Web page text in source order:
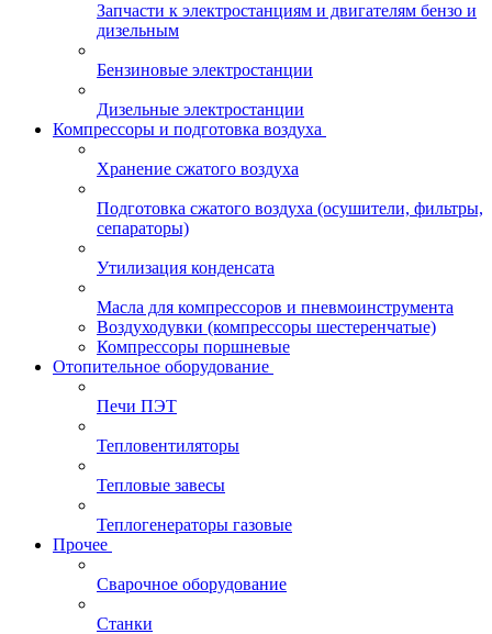
Запчасти к электростанциям и двигателям бензо и
дизельным
Бензиновые электростанции
Дизельные электростанции
Компрессоры и подготовка воздуха
Хранение сжатого воздуха
Подготовка сжатого воздуха (осушители, фильтры,
сепараторы)
Утилизация конденсата
Масла для компрессоров и пневмоинструмента
Воздуходувки (компрессоры шестеренчатые)
Компрессоры поршневые
Отопительное оборудование
Печи ПЭТ
Тепловентиляторы
Тепловые завесы
Теплогенераторы газовые
Прочее
Сварочное оборудование
Станки